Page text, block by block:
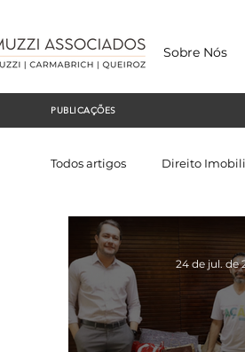
Sobre Nós
PUBLICAÇÕES
Todos artigos Direito
24 de jul. de